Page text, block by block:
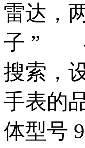
雷达，
子 ” 在
搜索，
手表的
体型号